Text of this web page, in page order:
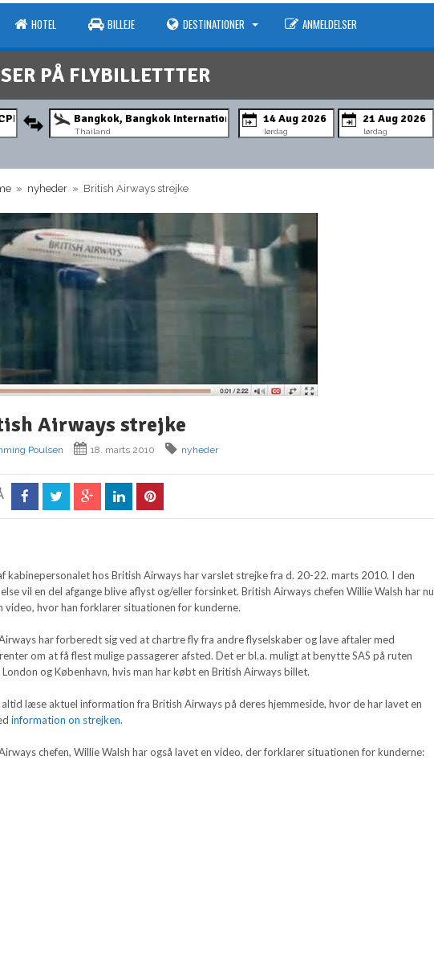
HOTEL BILLEJE DESTINATIONER ANMELDELSER
PÅ FLYBILLETTTER
Thailand lørdag lørdag
» nyheder » British Airways strejke
Airways strejke
Poulsen 18. marts 2010 nyheder
kabinepersonalet hos British Airways har varslet strejke fra d. 20-22. marts 2010. I den
vil en del afgange blive aflyst og/eller forsinket. British Airways chefen Willie Walsh har nu
video, hvor han forklarer situationen for kunderne.
har forberedt sig ved at chartre fly fra andre flyselskaber og lave aftaler med
om at få flest mulige passagerer afsted. Det er bl.a. muligt at benytte SAS på ruten
London og København, hvis man har købt en British Airways billet.
altid læse aktuel information fra British Airways på deres hjemmeside, hvor de har lavet en
information on strejken.
chefen, Willie Walsh har også lavet en video, der forklarer situationen for kunderne: